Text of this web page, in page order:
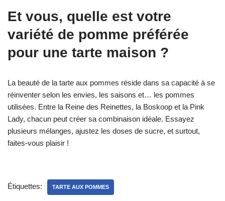
Et vous, quelle est votre
variété de pomme préférée
pour une tarte maison ?
La beauté de la tarte aux pommes réside dans sa capacité à se
réinventer selon les envies, les saisons et… les pommes
utilisées. Entre la Reine des Reinettes, la Boskoop et la Pink
Lady, chacun peut créer sa combinaison idéale. Essayez
plusieurs mélanges, ajustez les doses de sucre, et surtout,
faites-vous plaisir !
Étiquettes: TARTE AUX POMMES